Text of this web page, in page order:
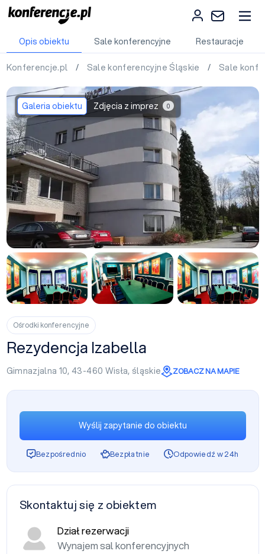
Opis obiektu Sale konferencyjne Restauracje
Konferencje.pl / Sale konferencyjne Śląskie / Sale
Galeria obiektu Zdjęcia z imprez 0
Ośrodki konferencyjne
Rezydencja Izabella
Gimnazjalna 10, 43-460 Wisła, śląskie ZOBACZ NA MAPIE
Wyślij zapytanie do obiektu
Bezpośrednio Bezpłatnie Odpowiedź w 24h
Skontaktuj się z obiektem
Dział rezerwacji
Wynajem sal konferencyjnych